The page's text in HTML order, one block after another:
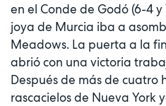
en el Conde de Godó (6-4
joya de Murcia iba a
Meadows. La puerta a la
abrió con una victoria
Después de más de cuatro
rascacielos de Nueva York